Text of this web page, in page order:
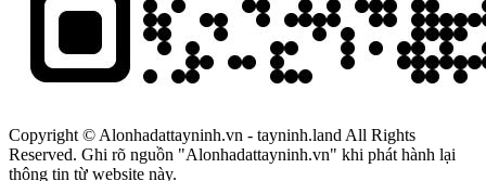
Copyright © Alonhadattayninh.vn - tayninh.land All Rights
Reserved. Ghi rõ nguồn "Alonhadattayninh.vn" khi phát hành lại
thông tin từ website này.